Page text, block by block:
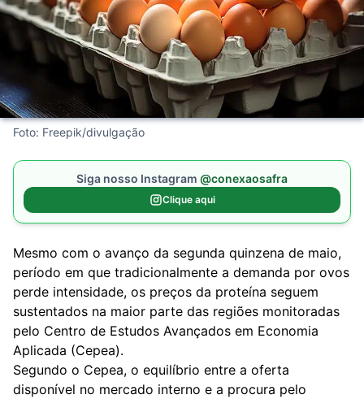
Foto: Freepik/divulgação
Siga nosso Instagram @conexaosafra
Clique aqui
Mesmo com o avanço da segunda quinzena de maio,
período em que tradicionalmente a demanda por ovos
perde intensidade, os preços da proteína seguem
sustentados na maior parte das regiões monitoradas
pelo Centro de Estudos Avançados em Economia
Aplicada (Cepea).
Segundo o Cepea, o equilíbrio entre a oferta
disponível no mercado interno e a procura pelo